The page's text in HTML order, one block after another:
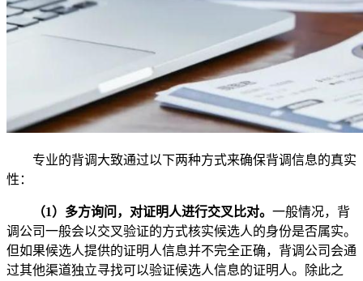
专业的背调大致通过以下两种方式来确保背调信息的真实
性：
（1）多方询问，对证明人进行交叉比对。 一般情况，背
调公司一般会以交叉验证的方式核实候选人的身份是否属实。
但如果候选人提供的证明人信息并不完全正确，背调公司会通
过其他渠道独立寻找可以验证候选人信息的证明人。除此之